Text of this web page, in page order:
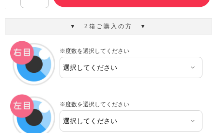
▼ 2箱ご購入の方 ▼
※度数を選択してください
※度数を選択してください